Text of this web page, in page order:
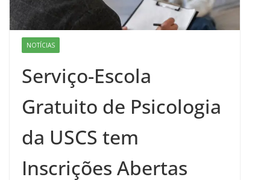
NOTÍCIAS
Serviço-Escola
Gratuito de Psicologia
da USCS tem
Inscrições Abertas